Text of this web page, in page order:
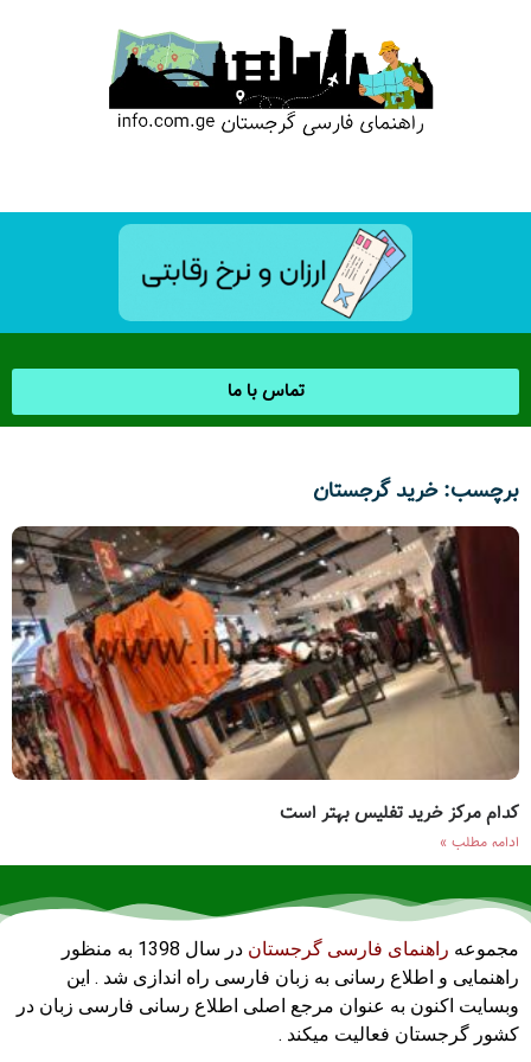
تماس با ما
برچسب: خرید گرجستان
کدام مرکز خرید تفلیس بهتر است
ادامه مطلب »
مجموعه راهنمای فارسی گرجستان
در سال 1398 به منظور
راهنمایی و اطلاع رسانی به زبان فارسی راه اندازی شد . این
وبسایت اکنون به عنوان مرجع اصلی اطلاع رسانی فارسی زبان در
کشور گرجستان فعالیت میکند .